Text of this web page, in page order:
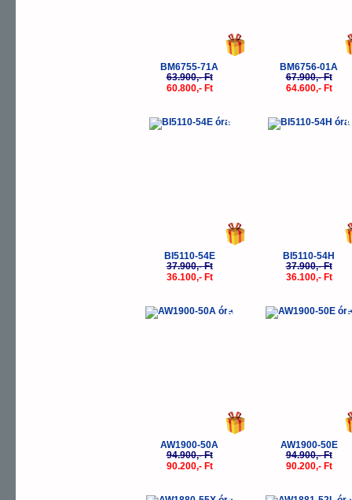
BM6755-71A
63.900,- Ft
60.800,- Ft
BM6756-01A
67.900,- Ft
64.600,- Ft
-5%
BI5110-54E
37.900,- Ft
36.100,- Ft
-
BI5110-54H
37.900,- Ft
36.100,- Ft
-5%
AW1900-50A
94.900,- Ft
90.200,- Ft
-
AW1900-50E
94.900,- Ft
90.200,- Ft